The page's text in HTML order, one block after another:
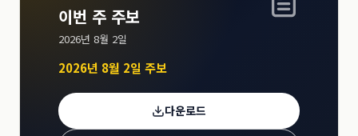
이번 주 주보
2026년 8월 2일
2026년 8월 2일 주보
다운로드